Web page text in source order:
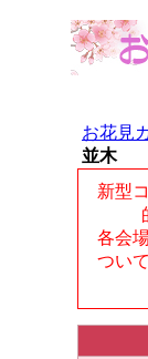
お花見
並木
新型
各会
つい